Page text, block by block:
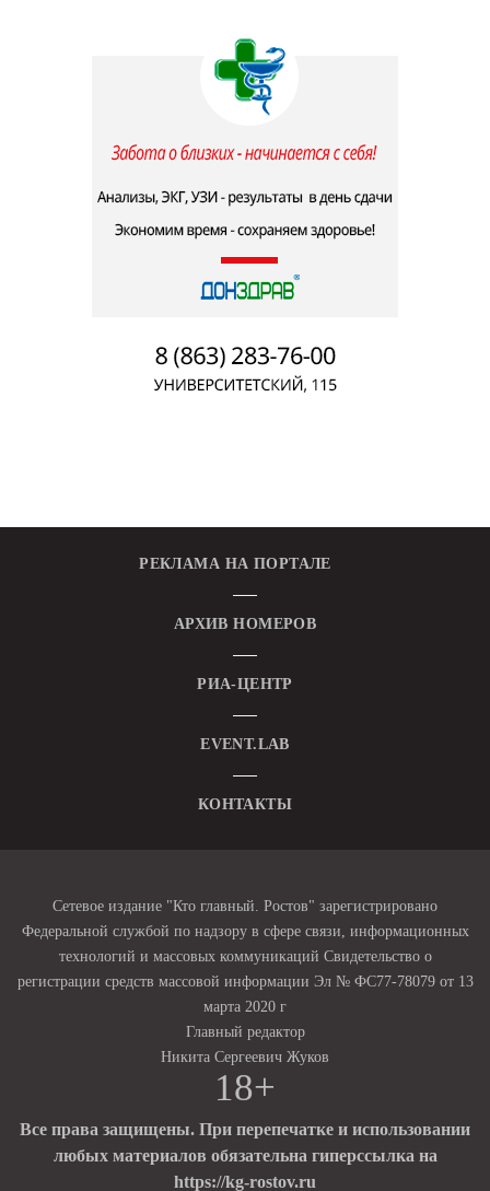
РЕКЛАМА НА ПОРТАЛЕ
АРХИВ НОМЕРОВ
РИА-ЦЕНТР
EVENT.LAB
КОНТАКТЫ
Сетевое издание "Кто главный. Ростов" зарегистрировано
Федеральной службой по надзору в сфере связи, информационных
технологий и массовых коммуникаций Свидетельство о
регистрации средств массовой информации Эл № ФС77-78079 от 13
марта 2020 г
Главный редактор
Никита Сергеевич Жуков
18+
Все права защищены. При перепечатке и использовании
любых материалов обязательна гиперссылка на
https://kg-rostov.ru